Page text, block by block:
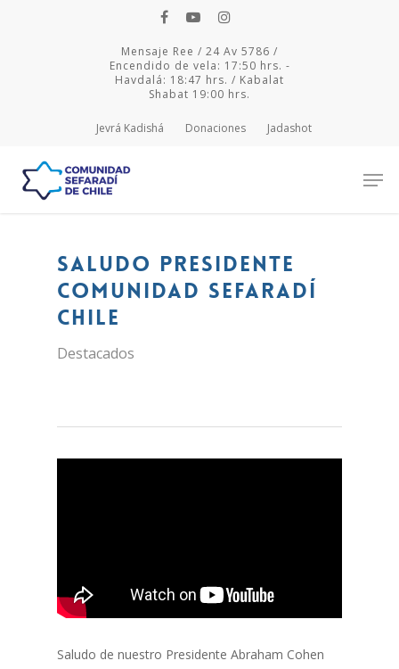
Mensaje Ree / 24 Av 5786 /
Encendido de vela: 17:50 hrs. -
Havdalá: 18:47 hrs. / Kabalat
Shabat 19:00 hrs.
Jevrá Kadishá Donaciones Jadashot
Hit enter to search or ESC to close
Saludo Presidente
Comunidad Sefaradí
Chile
Destacados
Saludo de nuestro Presidente Abraham Cohen